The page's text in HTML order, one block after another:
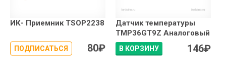
ИК- Приемник TSOP2238
ПОДПИСАТЬСЯ 80₽
Датчик температуры
TMP36GT9Z Аналоговый
В КОРЗИНУ 146₽